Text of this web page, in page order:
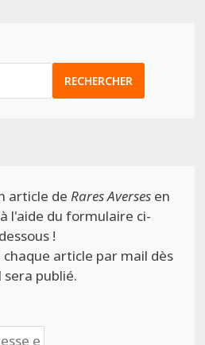
RECHERCHER
article de Rares Aversesen
l'aide du formulaire ci-
dessous !
chaque article par mail dès
sera publié.